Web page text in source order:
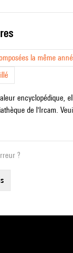
la même
encyclopédique,
de l'Ircam.
?